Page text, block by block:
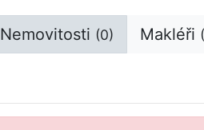
Nemovitosti (0) Makléři